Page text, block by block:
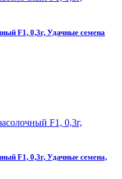
F1, 0,3г, Удачные семена
F1, 0,3г, Удачные семена,